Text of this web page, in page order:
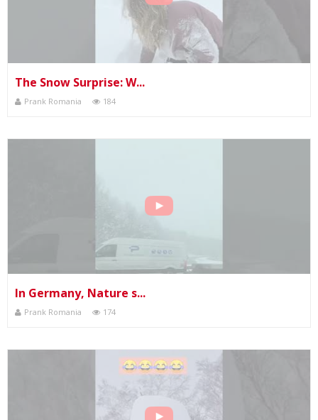
The Snow Surprise: W...
Prank Romania 184
In Germany, Nature s...
Prank Romania 174